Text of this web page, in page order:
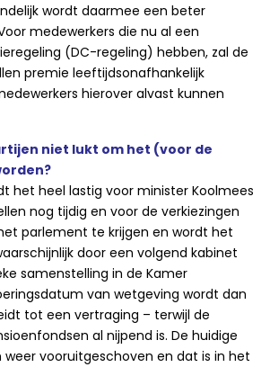
wordt daarmee een beter
medewerkers die nu al een
(DC-regeling) hebben, zal de
premie leeftijdsonafhankelijk
hierover alvast kunnen
niet lukt om het (voor de
het heel lastig voor minister Koolmees
nog tijdig en voor de verkiezingen
parlement te krijgen en wordt het
door een volgend kabinet
samenstelling in de Kamer
van wetgeving wordt dan
tot een vertraging – terwijl de
al nijpend is. De huidige
vooruitgeschoven en dat is in het